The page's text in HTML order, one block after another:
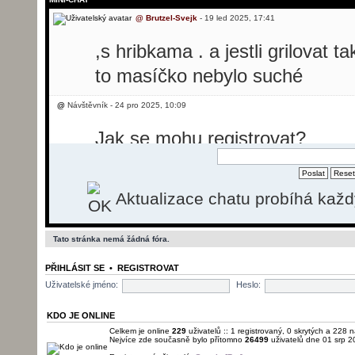
@ Brutzel-Svejk- 19 led 2025, 17:41
,s hribkama . a jestli grilovat
to masíčko nebylo suché
@Návštěvník - 24 pro 2025, 10:09
Jak se mohu registrovat?
Dobrý den, potřebovala bych
svíčkovou, ale nevím jak se
momentálně registrace
pošlu.
@ Brutzel-Svejk- 01 led 2026, 22:22
Aktualizace chatu probíhá
Tato stránka nemá žádná fóra.
PŘIHLÁSIT SE• REGISTROVAT
Uživatelské jméno:
Heslo:
KDO JE ONLINE
Celkem je online 229uživatelů :: 1 registrovaný, 0 skrytých a 228
Nejvíce zde současně bylo přítomno 26499uživatelů dne 01 srp